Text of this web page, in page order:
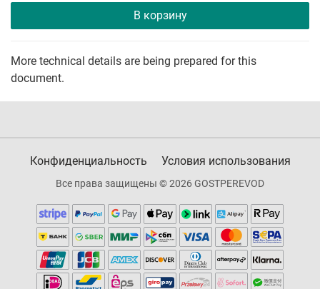
В корзину
More technical details are being prepared for this
document.
Конфиденциальность Условия использования
Все права защищены © 2026 GOSTPEREVOD